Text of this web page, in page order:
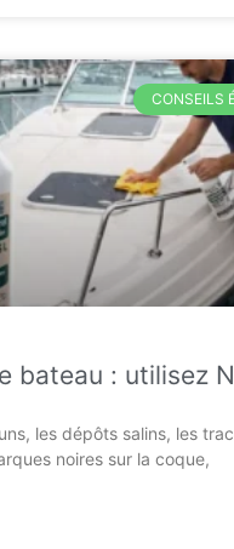
CONSEILS
bateau : utilisez
les dépôts salins, les
noires sur la coque,